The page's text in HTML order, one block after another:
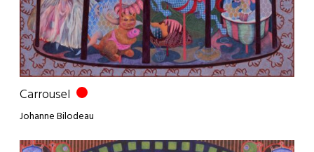
Carrousel
Johanne Bilodeau